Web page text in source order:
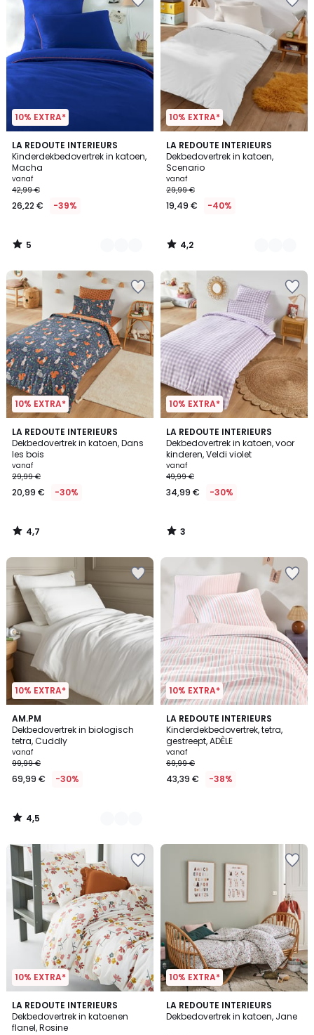
10% EXTRA*
LA REDOUTE INTERIEURS
Kinderdekbedovertrek in katoen,
Macha
vanaf
42,99 €
26,22 € -39%
5
/
5
7
Kleuren
5
/
10% EXTRA*
LA REDOUTE INTERIEURS
Dekbedovertrek in katoen,
Scenario
vanaf
29,99 €
19,49 € -40%
4,2
/ 5
22
Kleuren
4,2
/
10% EXTRA*
LA REDOUTE INTERIEURS
Dekbedovertrek in katoen, Dans
les bois
vanaf
29,99 €
20,99 € -30%
4,7
/ 5
4,7
/
10% EXTRA*
LA REDOUTE INTERIEURS
Dekbedovertrek in katoen, voor
kinderen, Veldi violet
vanaf
49,99 €
34,99 € -30%
3
/
5
3
/
10% EXTRA*
AM.PM
Dekbedovertrek in biologisch
tetra, Cuddly
vanaf
99,99 €
69,99 € -30%
4,5
/ 5
3
Kleuren
4,5
/
10% EXTRA*
LA REDOUTE INTERIEURS
Kinderdekbedovertrek, tetra,
gestreept, ADÈLE
vanaf
69,99 €
43,39 € -38%
10% EXTRA*
LA REDOUTE INTERIEURS
Dekbedovertrek in katoenen
flanel, Rosine
4,7
/ 5
10% EXTRA*
LA REDOUTE INTERIEURS
Dekbedovertrek in katoen, Jane
4,4
/ 5